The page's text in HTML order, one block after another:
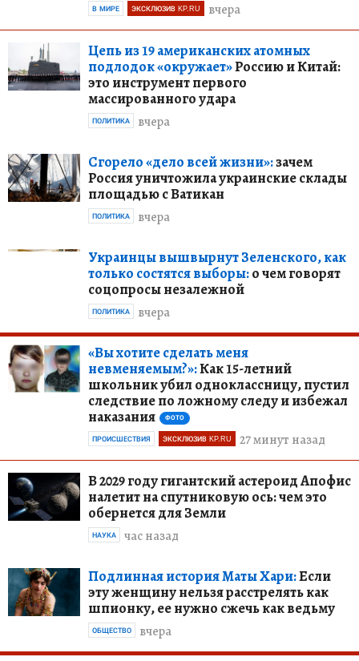
вчера
В МИРЕ ЭКСКЛЮЗИВ KP.RU
Цепь из 19 американских атомных
подлодок «окружает»Россию и Китай:
это инструмент первого
массированного удара
вчера
ПОЛИТИКА
Сгорело «дело всей жизни»:зачем
Россия уничтожила украинские склады
площадью с Ватикан
вчера
ПОЛИТИКА
Украинцы вышвырнут Зеленского, как
только состятся выборы:о чем говорят
соцопросы незалежной
вчера
ПОЛИТИКА
«Вы хотите сделать меня
невменяемым?»:Как 15-летний
школьник убил одноклассницу, пустил
следствие по ложному следу и избежал
наказания
ФОТО
27 минут назад
ПРОИСШЕСТВИЯ ЭКСКЛЮЗИВ KP.RU
В 2029 году гигантский астероид Апофис
налетит на спутниковую ось: чем это
обернется для Земли
час назад
НАУКА
Подлинная история Маты Хари:Если
эту женщину нельзя расстрелять как
шпионку, ее нужно сжечь как ведьму
вчера
ОБЩЕСТВО